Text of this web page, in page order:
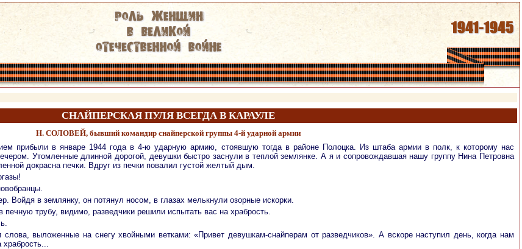
СНАЙПЕРСКАЯ ПУЛЯ ВСЕГДА В КАРАУЛЕ
Н. СОЛОВЕЙ, бывший командир снайперской группы 4-й ударной армии
прибыли в январе 1944 года в 4-ю ударную армию, стоявшую тогда в районе Полоцка. Из штаба армии в полк, к которому нас
Утомленные длинной дорогой, девушки быстро заснули в теплой землянке. А я и сопровождавшая нашу группу Нина Петровна
докрасна печки. Вдруг из печки повалил густой желтый дым.
Войдя в землянку, он потянул носом, в глазах мелькнули озорные искорки.
трубу, видимо, разведчики решили испытать вас на храбрость.
выложенные на снегу хвойными ветками: «Привет девушкам-снайперам от разведчиков». А вскоре наступил день, когда нам